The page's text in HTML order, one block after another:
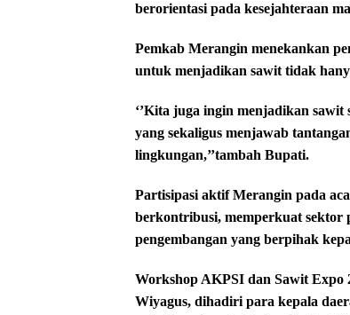
berorientasi pada kesejahteraan
Pemkab Merangin menekankan
untuk menjadikan sawit tidak
‘’Kita juga ingin menjadikan
yang sekaligus menjawab
lingkungan,’’tambah Bupati.
Partisipasi aktif Merangin pada
berkontribusi, memperkuat sektor
pengembangan yang berpihak
Workshop AKPSI dan Sawit Expo
Wiyagus, dihadiri para kepala